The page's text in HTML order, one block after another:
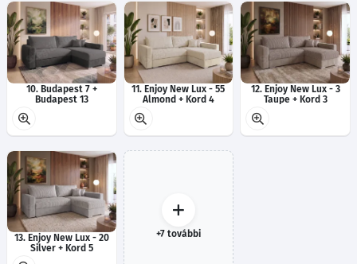
10. Budapest 7 +
Budapest 13
11. Enjoy New Lux - 55
Almond + Kord 4
12. Enjoy New Lux - 3
Taupe + Kord 3
13. Enjoy New Lux - 20
Silver + Kord 5
+7 további